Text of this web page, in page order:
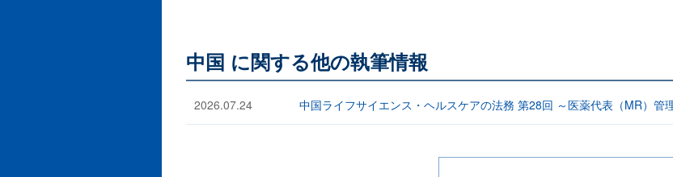
中国 に関する他の執筆情報
2026.07.24 中国ライフサイエンス・ヘルスケアの法務 第28回 ～医薬代表（MR）管